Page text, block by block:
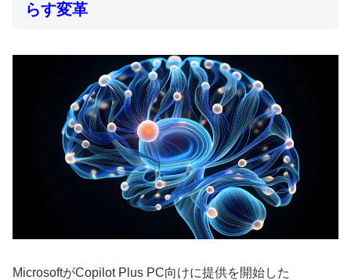
らす変革
MicrosoftがCopilot Plus PC向けに提供を開始した